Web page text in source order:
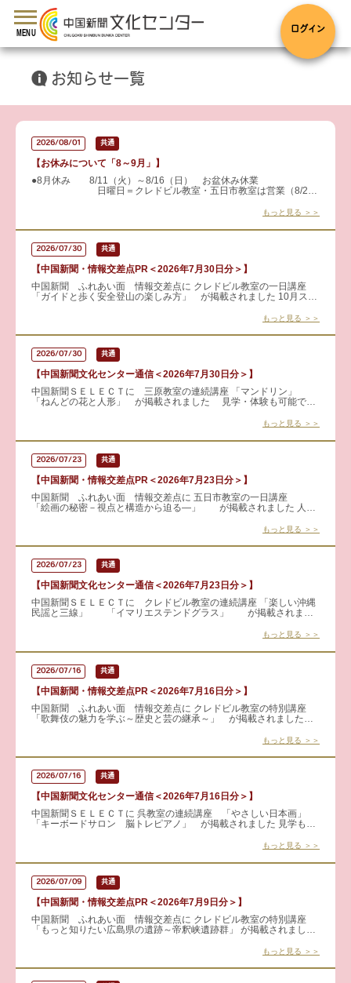
toggle
navigation
MENU ログイン
お知らせ一覧
2026/08/01 共通
【お休みについて「8～9月」】
●8月休み 8/11（火）～8/16（日） お盆休み休業
日曜日＝クレドビル教室・五日市教室は営業（8/2・
もっと見る ＞＞
2026/07/30 共通
【中国新聞・情報交差点PR＜2026年7月30日分＞】
中国新聞 ふれあい面 情報交差点に クレドビル教室の一日講座
「ガイドと歩く安全登山の楽しみ方」 が掲載されました 10月スタ
もっと見る ＞＞
2026/07/30 共通
【中国新聞文化センター通信＜2026年7月30日分＞】
中国新聞ＳＥＬＥＣＴに 三原教室の連続講座 「マンドリン」
「ねんどの花と人形」 が掲載されました 見学・体験も可能で
もっと見る ＞＞
2026/07/23 共通
【中国新聞・情報交差点PR＜2026年7月23日分＞】
中国新聞 ふれあい面 情報交差点に 五日市教室の一日講座
「絵画の秘密－視点と構造から迫る―」 が掲載されました 人物
もっと見る ＞＞
2026/07/23 共通
【中国新聞文化センター通信＜2026年7月23日分＞】
中国新聞ＳＥＬＥＣＴに クレドビル教室の連続講座 「楽しい沖縄
民謡と三線」 「イマリエステンドグラス」 が掲載されまし
もっと見る ＞＞
2026/07/16 共通
【中国新聞・情報交差点PR＜2026年7月16日分＞】
中国新聞 ふれあい面 情報交差点に クレドビル教室の特別講座
「歌舞伎の魅力を学ぶ～歴史と芸の継承～」 が掲載されました！
もっと見る ＞＞
2026/07/16 共通
【中国新聞文化センター通信＜2026年7月16日分＞】
中国新聞ＳＥＬＥＣＴに 呉教室の連続講座 「やさしい日本画」
「キーボードサロン 脳トレピアノ」 が掲載されました 見学も可
もっと見る ＞＞
2026/07/09 共通
【中国新聞・情報交差点PR＜2026年7月9日分＞】
中国新聞 ふれあい面 情報交差点に クレドビル教室の特別講座
「もっと知りたい広島県の遺跡～帝釈峡遺跡群」 が掲載されまし
もっと見る ＞＞